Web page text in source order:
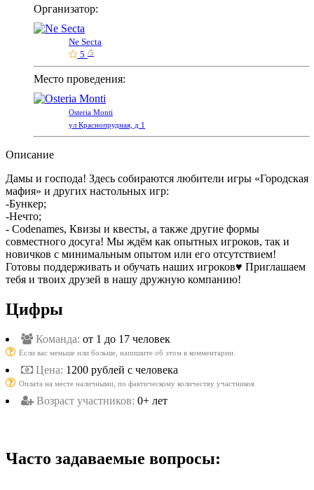
Организатор:
Ne Secta
5 /5
Место проведения:
Osteria Monti
ул Краснопрудная, д 1
Описание
Дамы и господа! Здесь собираются любители игры «Городская
мафия» и других настольных игр:
-Бункер;
-Нечто;
- Codenames, Квизы и квесты, а также другие формы
совместного досуга! Мы ждём как опытных игроков, так и
новичков с минимальным опытом или его отсутствием!
Готовы поддерживать и обучать наших игроков♥️ Приглашаем
тебя и твоих друзей в нашу дружную компанию!
Цифры
Команда: от 1 до 17 человек
Если вас меньше или больше, напишите об этом в комментарии.
Цена: 1200 рублей с человека
Оплата на месте наличными, по фактическому количеству участников
Возраст участников: 0+ лет
Часто задаваемые вопросы: